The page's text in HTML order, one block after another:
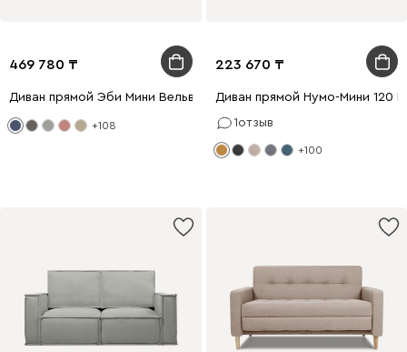
469 780
Диван прямой Эби Мини Вельвет Синий
+108
223 670
Диван прямой Нумо-Мини 120
1отзыв
+100